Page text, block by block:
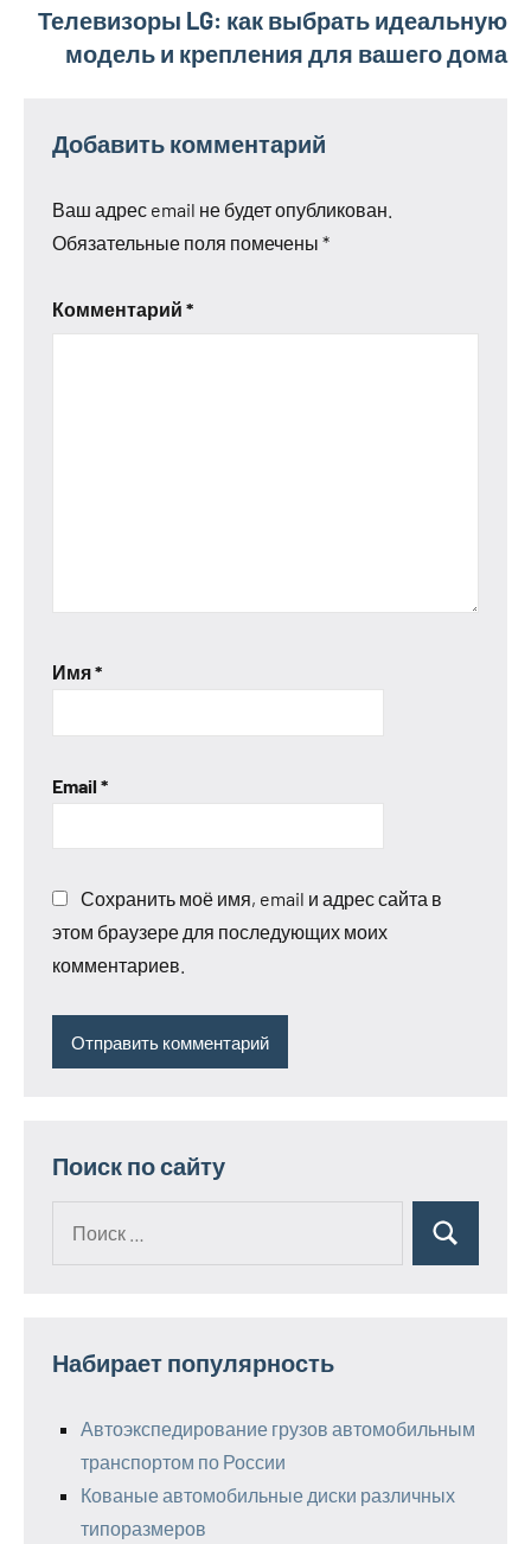
Телевизоры LG: как выбрать идеальную
модель и крепления для вашего дома
Добавить комментарий
Ваш адрес email не будет опубликован.
Обязательные поля помечены *
Комментарий *
Имя*
Email *
Сохранить моё имя, email и адрес сайта в
этом браузере для последующих моих
комментариев.
Поиск по сайту
Поиск
Набирает популярность
Автоэкспедирование грузов автомобильным
транспортом по России
Кованые автомобильные диски различных
типоразмеров